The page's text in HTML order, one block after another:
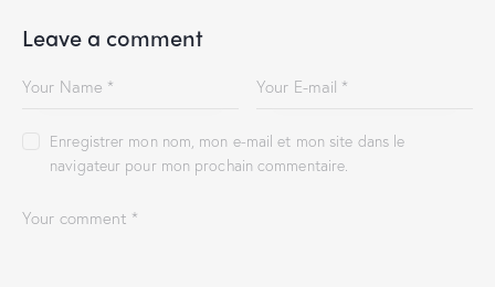
Leave a comment
Enregistrer mon nom, mon e-mail et mon site dans le
navigateur pour mon prochain commentaire.